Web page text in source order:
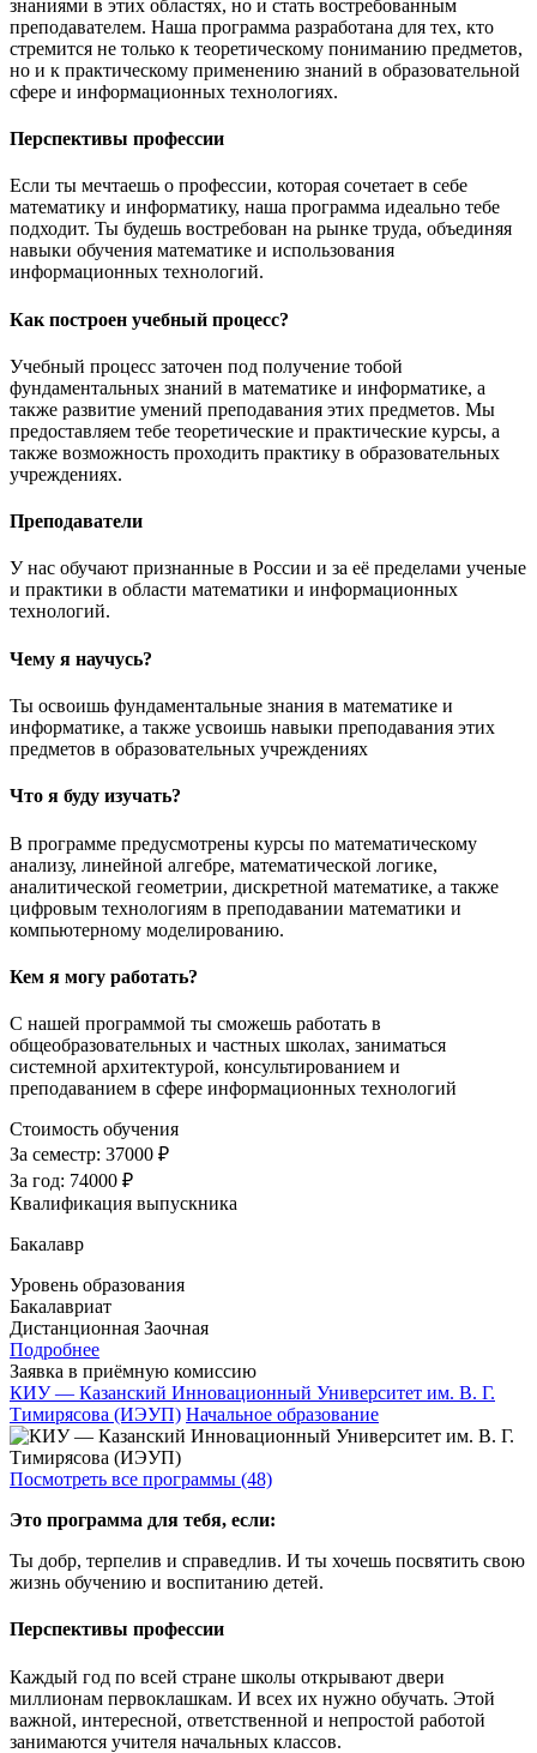
знаниями в этих областях, но и стать востребованным
преподавателем. Наша программа разработана для тех, кто
стремится не только к теоретическому пониманию предметов,
но и к практическому применению знаний в образовательной
сфере и информационных технологиях.
Перспективы профессии
Если ты мечтаешь о профессии, которая сочетает в себе
математику и информатику, наша программа идеально тебе
подходит. Ты будешь востребован на рынке труда, объединяя
навыки обучения математике и использования
информационных технологий.
Как построен учебный процесс?
Учебный процесс заточен под получение тобой
фундаментальных знаний в математике и информатике, а
также развитие умений преподавания этих предметов. Мы
предоставляем тебе теоретические и практические курсы, а
также возможность проходить практику в образовательных
учреждениях.
Преподаватели
У нас обучают признанные в России и за её пределами ученые
и практики в области математики и информационных
технологий.
Чему я научусь?
Ты освоишь фундаментальные знания в математике и
информатике, а также усвоишь навыки преподавания этих
предметов в образовательных учреждениях
Что я буду изучать?
В программе предусмотрены курсы по математическому
анализу, линейной алгебре, математической логике,
аналитической геометрии, дискретной математике, а также
цифровым технологиям в преподавании математики и
компьютерному моделированию.
Кем я могу работать?
С нашей программой ты сможешь работать в
общеобразовательных и частных школах, заниматься
системной архитектурой, консультированием и
преподаванием в сфере информационных технологий
Стоимость обучения
За семестр: 37000 ₽
За год: 74000 ₽
Квалификация выпускника
Бакалавр
Уровень образования
Бакалавриат
Дистанционная Заочная
Подробнее
Заявка в приёмную комиссию
КИУ — Казанский Инновационный Университет им. В. Г.
Тимирясова (ИЭУП) Начальное образование
Посмотреть все программы (48)
Это программа для тебя, если:
Ты добр, терпелив и справедлив. И ты хочешь посвятить свою
жизнь обучению и воспитанию детей.
Перспективы профессии
Каждый год по всей стране школы открывают двери
миллионам первоклашкам. И всех их нужно обучать. Этой
важной, интересной, ответственной и непростой работой
занимаются учителя начальных классов.